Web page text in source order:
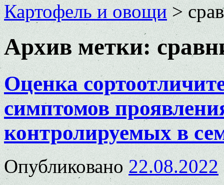
Картофель и овощи>
Архив метки:
Оценка
симптомов
контролируемых в
Опубликовано 22.08.2022